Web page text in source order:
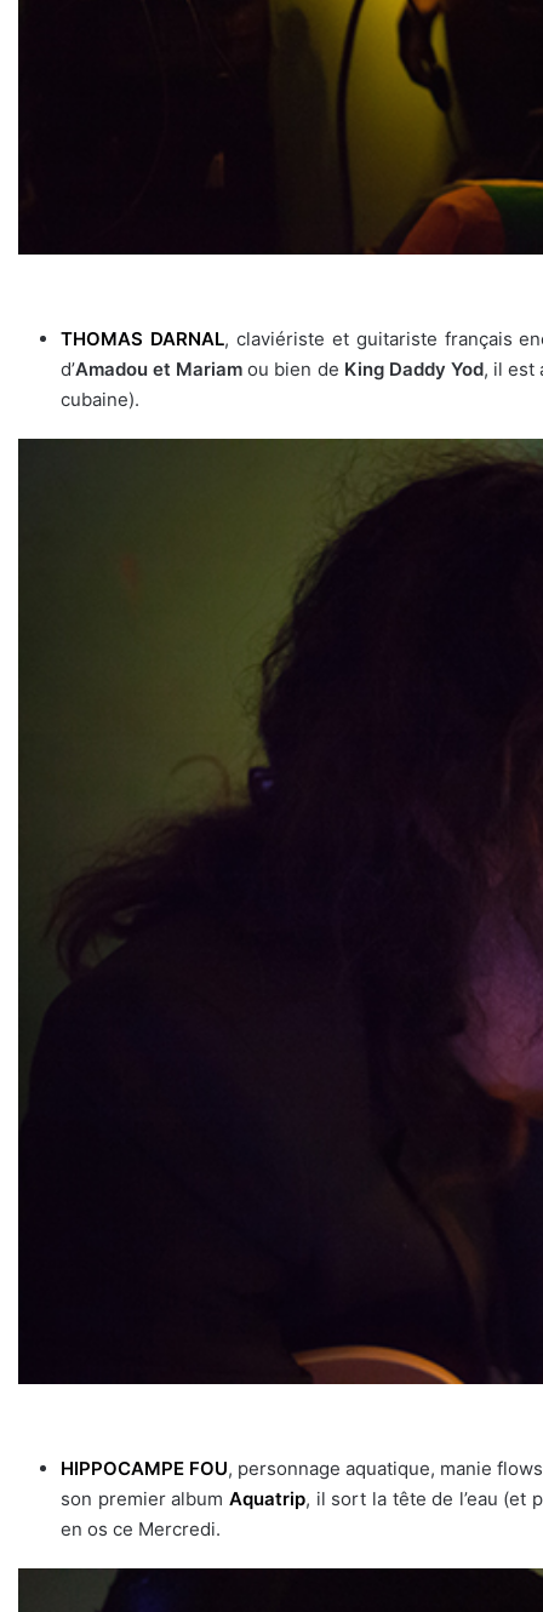
THOMAS DARNAL, claviériste et guitariste français
d’Amadou et Mariam ou bien de King Daddy Yod, il est
cubaine).
HIPPOCAMPE FOU, personnage aquatique, manie
son premier album Aquatrip, il sort la tête de l’eau (et
en os ce Mercredi.